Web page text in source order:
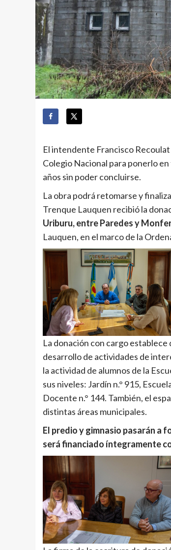
El intendente Francisco
Colegio Nacional para ponerlo
años sin poder concluirse.
La obra podrá retomarse y
Trenque Lauquen recibió la
Uriburu, entre Paredes y
Lauquen, en el marco de la
La donación con cargo establece
desarrollo de actividades de
la actividad de alumnos de la
sus niveles: Jardín n.° 915,
Docente n.° 144. También, el
distintas áreas municipales.
El predio y gimnasio pasarán a
será financiado íntegramente